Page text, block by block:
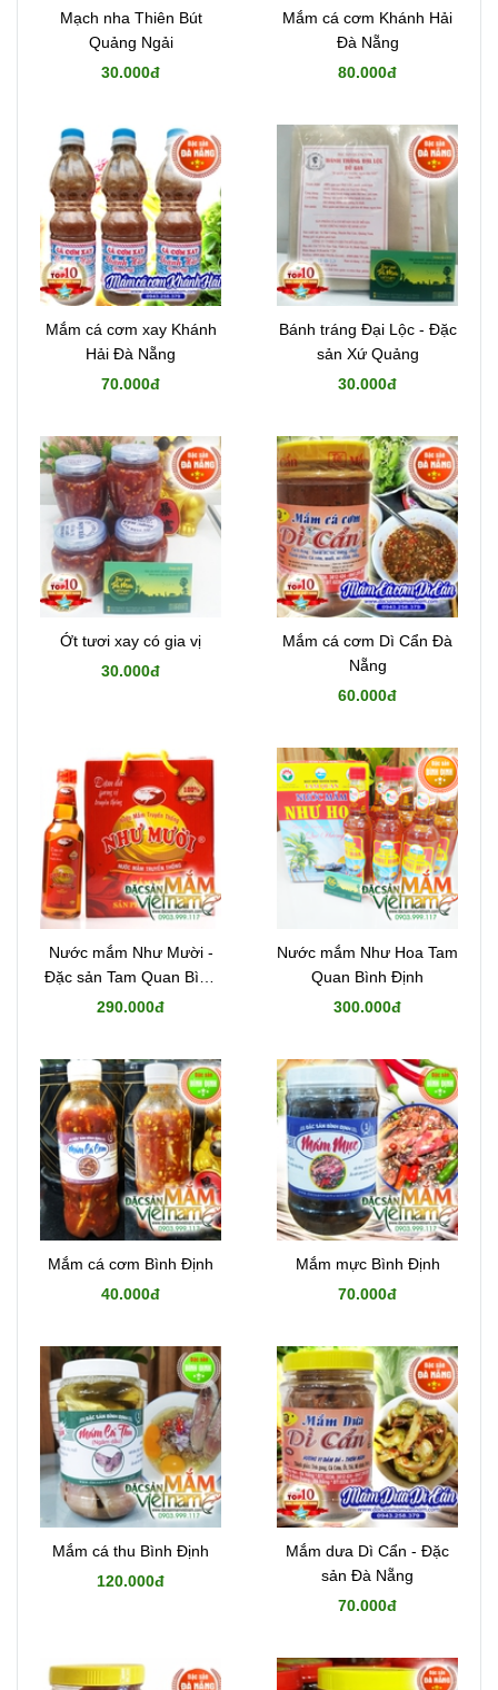
Mạch nha Thiên Bút
Quảng Ngải
30.000đ
Mắm cá cơm Khánh Hải
Đà Nẵng
80.000đ
Mắm cá cơm xay Khánh
Hải Đà Nẵng
70.000đ
Bánh tráng Đại Lộc - Đặc
sản Xứ Quảng
30.000đ
Ớt tươi xay có gia vị
30.000đ
Mắm cá cơm Dì Cẩn Đà
Nẵng
60.000đ
Nước mắm Như Mười -
Đặc sản Tam Quan Bình
Định
290.000đ
Nước mắm Như Hoa Tam
Quan Bình Định
300.000đ
Mắm cá cơm Bình Định
40.000đ
Mắm mực Bình Định
70.000đ
Mắm cá thu Bình Định
120.000đ
Mắm dưa Dì Cẩn - Đặc
sản Đà Nẵng
70.000đ